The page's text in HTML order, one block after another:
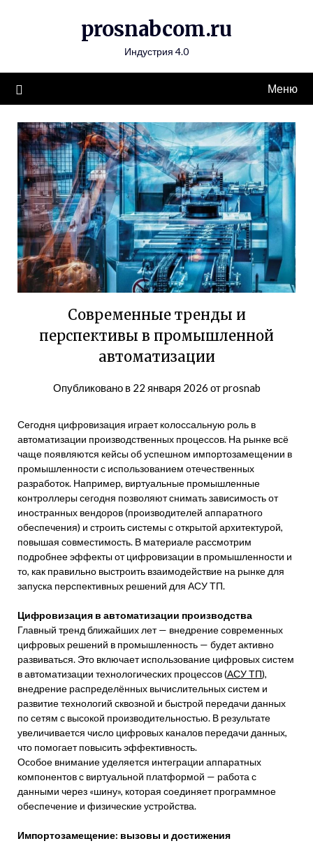
prosnabcom.ru
Индустрия 4.0
Меню
Современные тренды и
перспективы в промышленной
автоматизации
Опубликовано в 22 января 2026 отprosnab
Сегодня цифровизация играет колоссальную роль в
автоматизации производственных процессов. На рынке всё
чаще появляются кейсы об успешном импортозамещении в
промышленности с использованием отечественных
разработок. Например, виртуальные промышленные
контроллеры сегодня позволяют снимать зависимость от
иностранных вендоров (производителей аппаратного
обеспечения) и строить системы с открытой архитектурой,
повышая совместимость. В материале рассмотрим
подробнее эффекты от цифровизации в промышленности и
то, как правильно выстроить взаимодействие на рынке для
запуска перспективных решений для АСУ ТП.
Цифровизация в автоматизации производства
Главный тренд ближайших лет — внедрение современных
цифровых решений в промышленность — будет активно
развиваться. Это включает использование цифровых систем
в автоматизации технологических процессов (АСУ ТП),
внедрение распределённых вычислительных систем и
развитие технологий сквозной и быстрой передачи данных
по сетям с высокой производительностью. В результате
увеличивается число цифровых каналов передачи данных,
что помогает повысить эффективность.
Особое внимание уделяется интеграции аппаратных
компонентов с виртуальной платформой — работа с
данными через «шину», которая соединяет программное
обеспечение и физические устройства.
Импортозамещение: вызовы и достижения